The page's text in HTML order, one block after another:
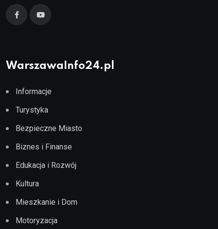
WarszawaInfo24.pl
Informacje
Turystyka
Bezpieczne Miasto
Biznes i Finanse
Edukacja i Rozwój
Kultura
Mieszkanie i Dom
Motoryzacja